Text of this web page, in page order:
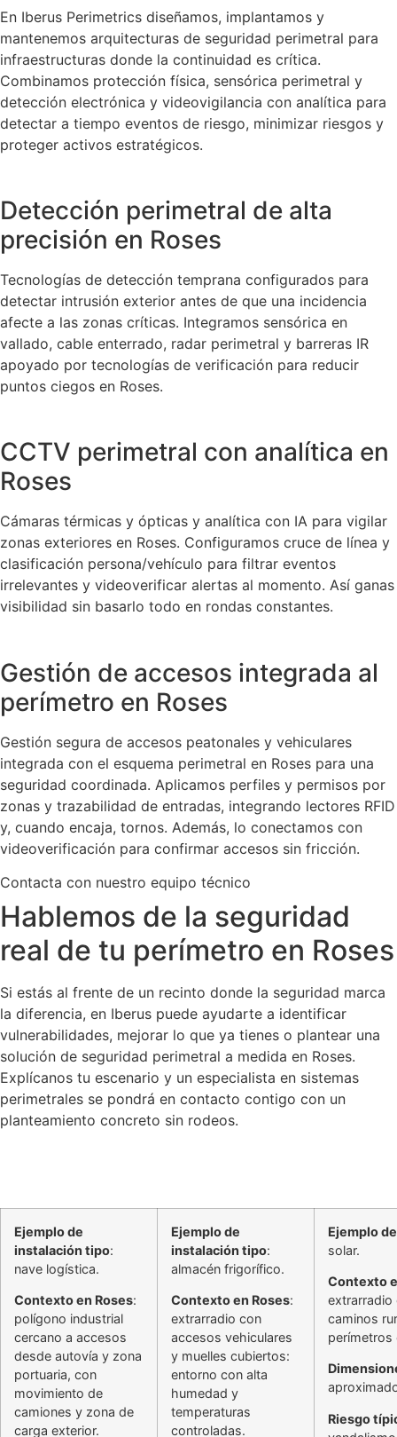
En Iberus Perimetrics diseñamos, implantamos y
mantenemos arquitecturas de seguridad perimetral para
infraestructuras donde la continuidad es crítica.
Combinamos protección física, sensórica perimetral y
detección electrónica y videovigilancia con analítica para
detectar a tiempo eventos de riesgo, minimizar riesgos y
proteger activos estratégicos.
Detección perimetral de alta
precisión en Roses
Tecnologías de detección temprana configurados para
detectar intrusión exterior antes de que una incidencia
afecte a las zonas críticas. Integramos sensórica en
vallado, cable enterrado, radar perimetral y barreras IR
apoyado por tecnologías de verificación para reducir
puntos ciegos en Roses.
CCTV perimetral con analítica en
Roses
Cámaras térmicas y ópticas y analítica con IA para vigilar
zonas exteriores en Roses. Configuramos cruce de línea y
clasificación persona/vehículo para filtrar eventos
irrelevantes y videoverificar alertas al momento. Así ganas
visibilidad sin basarlo todo en rondas constantes.
Gestión de accesos integrada al
perímetro en Roses
Gestión segura de accesos peatonales y vehiculares
integrada con el esquema perimetral en Roses para una
seguridad coordinada. Aplicamos perfiles y permisos por
zonas y trazabilidad de entradas, integrando lectores RFID
y, cuando encaja, tornos. Además, lo conectamos con
videoverificación para confirmar accesos sin fricción.
Contacta con nuestro equipo técnico
Hablemos de la seguridad
real de tu perímetro en Roses
Si estás al frente de un recinto donde la seguridad marca
la diferencia, en Iberus puede ayudarte a identificar
vulnerabilidades, mejorar lo que ya tienes o plantear una
solución de seguridad perimetral a medida en Roses.
Explícanos tu escenario y un especialista en sistemas
perimetrales se pondrá en contacto contigo con un
planteamiento concreto sin rodeos.
Ejemplo de
instalación tipo:
nave logística.
Contexto en Roses:
polígono industrial
cercano a accesos
desde autovía y zona
portuaria, con
movimiento de
camiones y zona de
carga exterior.
Ejemplo de
instalación tipo:
almacén frigorífico.
Contexto en Roses:
extrarradio con
accesos vehiculares
y muelles cubiertos:
entorno con alta
humedad y
temperaturas
controladas.
Ejemplo
solar.
Contexto
extrarradio
caminos
perímetros
Riesgo